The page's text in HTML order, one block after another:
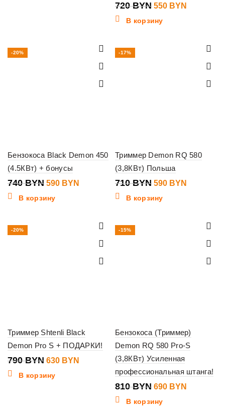
720BYN 550 BYN
В корзину
-20%
Бензокоса Black Demon 450
(4.5КВт) + бонусы
740BYN 590 BYN
В корзину
-17%
Триммер Demon RQ 580
(3,8КВт) Польша
710BYN 590 BYN
В корзину
-20%
Триммер Shtenli Black
Demon Pro S + ПОДАРКИ!
790BYN 630 BYN
В корзину
-15%
Бензокоса (Триммер)
Demon RQ 580 Pro-S
(3,8КВт) Усиленная
профессиональная штанга!
810BYN 690 BYN
В корзину